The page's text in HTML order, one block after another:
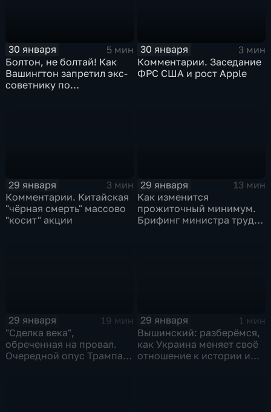
30 января
5 мин
Болтон, не болтай! Как
Вашингтон запретил экс-
советнику по
30 января
3 мин
Комментарии. Заседание
ФРС США и рост Apple
29 января
3 мин
Комментарии. Китайская
"чёрная смерть" массово
"косит" акции
29 января
13 мин
Как изменится
прожиточный минимум.
Брифинг министра труда
29 января
19 мин
"Сделка века",
обреченная на провал.
Очередной опус Трампа.
29 января
1 мин
Вышинский: разберёмся,
как Украина меняет своё
отношение к истории и